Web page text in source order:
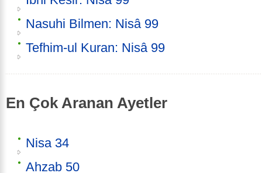
Nasuhi Bilmen: Nisâ 99
Tefhim-ul Kuran: Nisâ 99
En Çok Aranan Ayetler
Nisa 34
Ahzab 50